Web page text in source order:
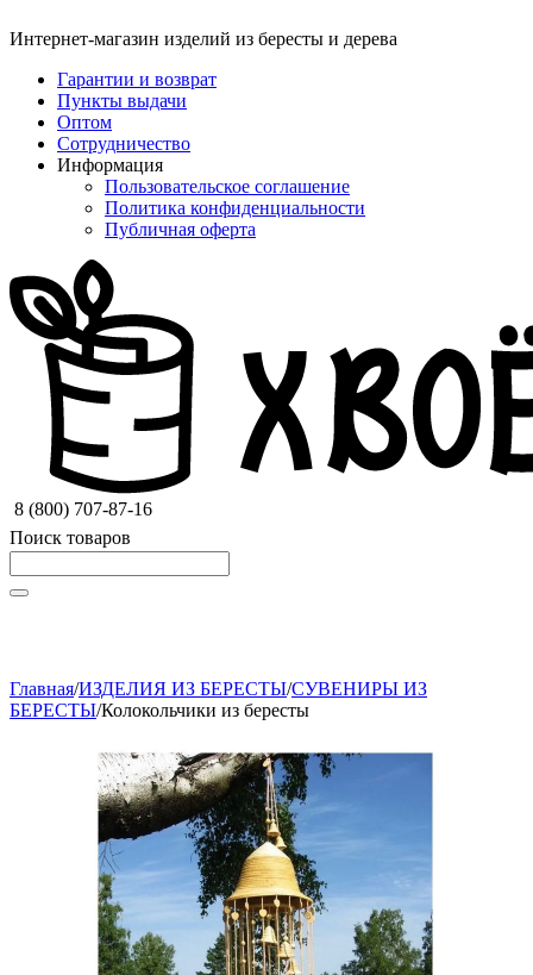
Интернет-магазин изделий из бересты и дерева
Гарантии и возврат
Пункты выдачи
Оптом
Сотрудничество
Информация
Пользовательское соглашение
Политика конфиденциальности
Публичная оферта
8 (800) 707-87-16
Поиск товаров
Главная/ИЗДЕЛИЯ ИЗ БЕРЕСТЫ/СУВЕНИРЫ ИЗ
БЕРЕСТЫ/Колокольчики из бересты